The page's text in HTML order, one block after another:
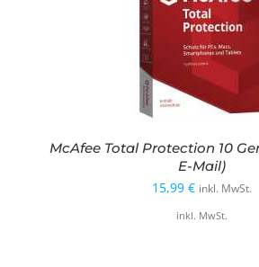
McAfee Total Protection 10
E-Mail)
15,99 € inkl. MwSt.
inkl. MwSt.